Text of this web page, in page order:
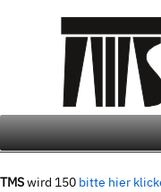
TMSwird 150 bitte hier